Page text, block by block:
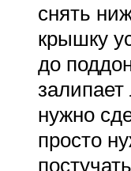
снять
крышку
до
нужно
просто